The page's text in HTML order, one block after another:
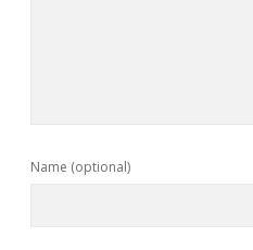
Name (optional)